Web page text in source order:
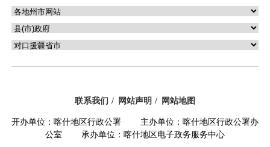
联系我们 网站声明 网站地图
开办单位：喀什地区行政公署 主办单位：喀什地区行政公署办
公室 承办单位：喀什地区电子政务服务中心